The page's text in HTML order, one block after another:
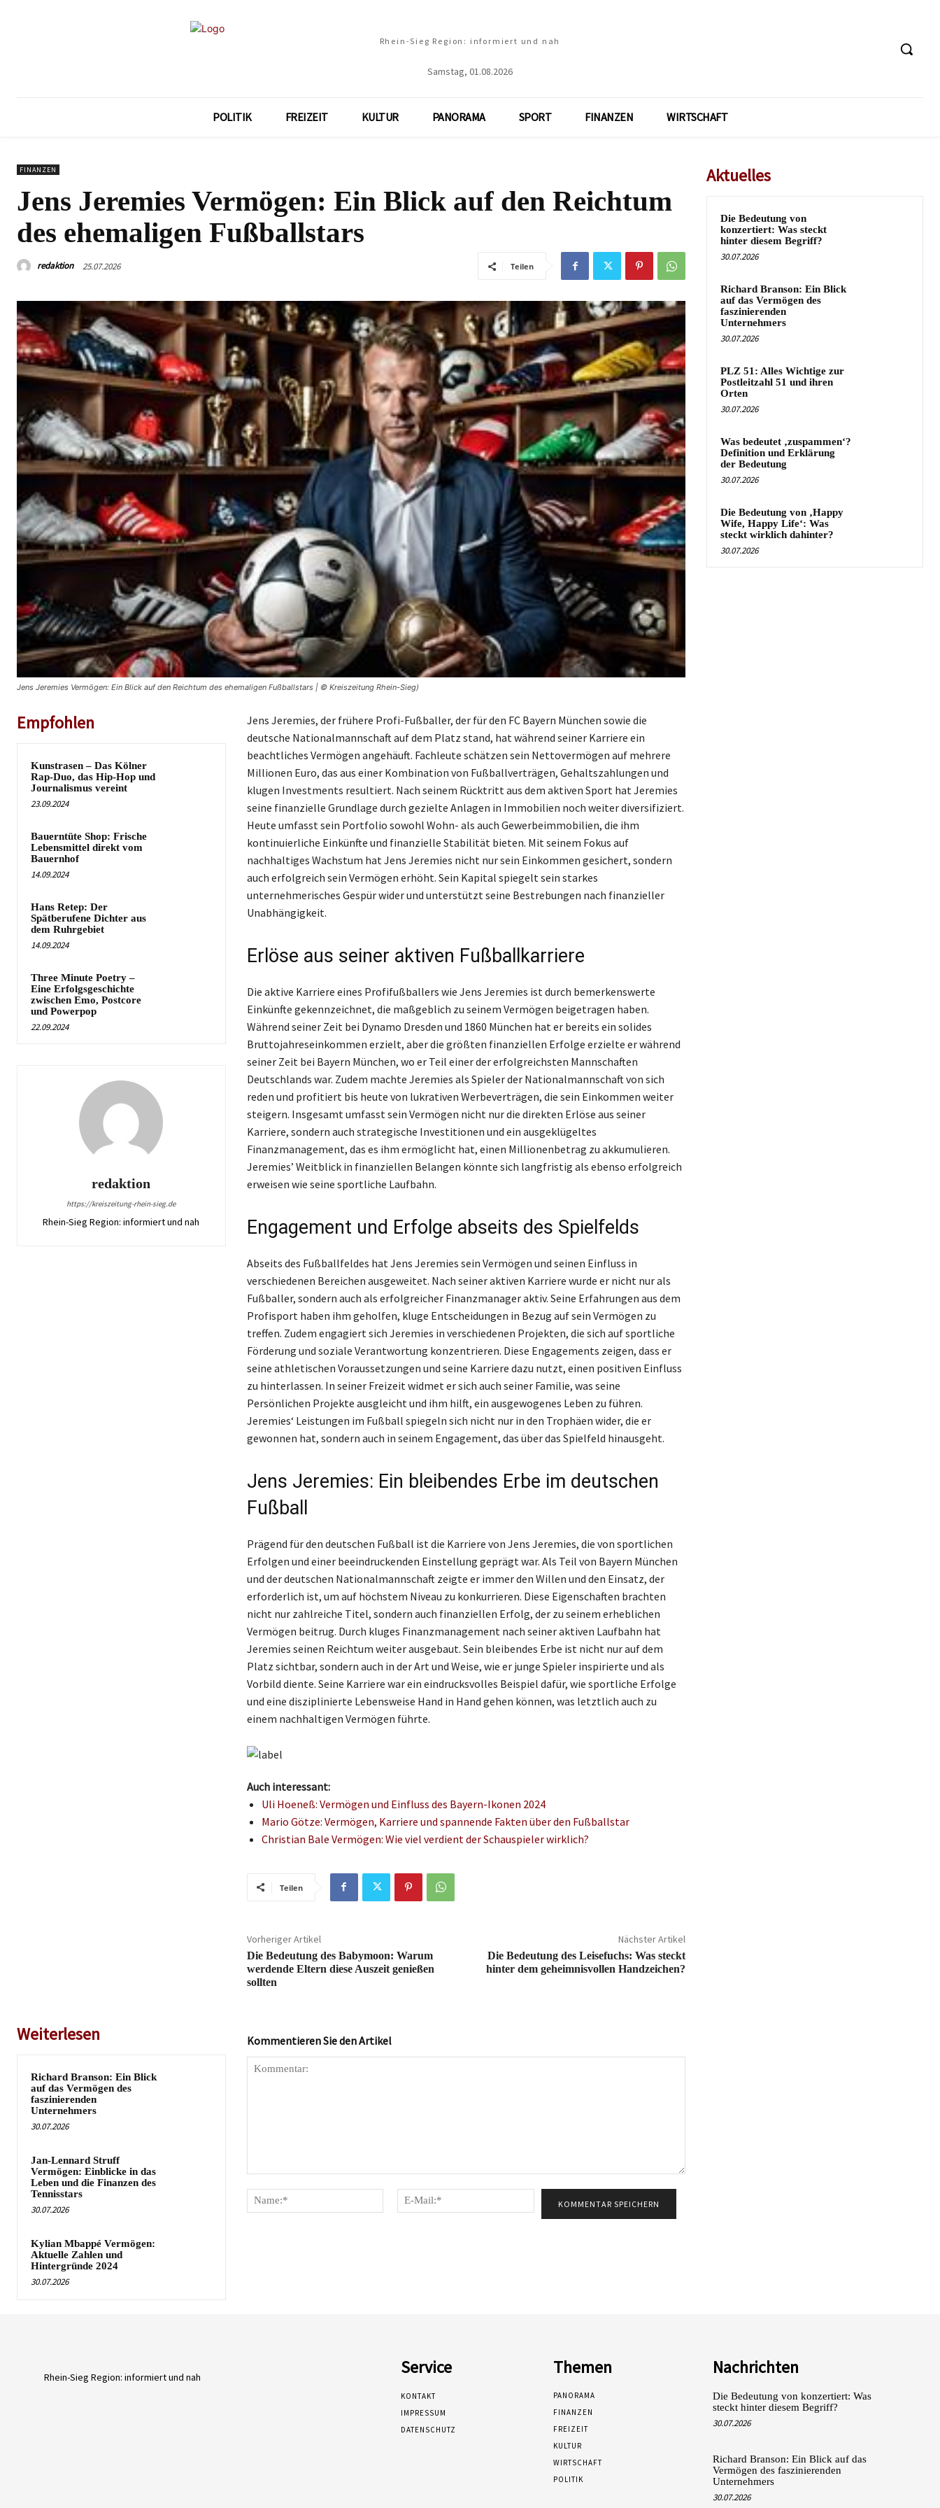
Rhein-Sieg Region: informiert und nah
Samstag, 01.08.2026
POLITIK FREIZEIT KULTUR PANORAMA SPORT FINANZEN WIRTSCHAFT
FINANZEN
Jens Jeremies Vermögen: Ein Blick auf den Reichtum
des ehemaligen Fußballstars
redaktion 25.07.2026 Teilen
Jens Jeremies Vermögen: Ein Blick auf den Reichtum des ehemaligen Fußballstars | © Kreiszeitung Rhein-Sieg)
Empfohlen
Kunstrasen – Das Kölner
Rap-Duo, das Hip-Hop und
Journalismus vereint
23.09.2024
Bauerntüte Shop: Frische
Lebensmittel direkt vom
Bauernhof
14.09.2024
Hans Retep: Der
Spätberufene Dichter aus
dem Ruhrgebiet
14.09.2024
Three Minute Poetry –
Eine Erfolgsgeschichte
zwischen Emo, Postcore
und Powerpop
22.09.2024
redaktion
https://kreiszeitung-rhein-sieg.de
Rhein-Sieg Region: informiert und nah
Jens Jeremies, der frühere Profi-Fußballer, der für den FC Bayern München sowie die
deutsche Nationalmannschaft auf dem Platz stand, hat während seiner Karriere ein
beachtliches Vermögen angehäuft. Fachleute schätzen sein Nettovermögen auf mehrere
Millionen Euro, das aus einer Kombination von Fußballverträgen, Gehaltszahlungen und
klugen Investments resultiert. Nach seinem Rücktritt aus dem aktiven Sport hat Jeremies
seine finanzielle Grundlage durch gezielte Anlagen in Immobilien noch weiter diversifiziert.
Heute umfasst sein Portfolio sowohl Wohn- als auch Gewerbeimmobilien, die ihm
kontinuierliche Einkünfte und finanzielle Stabilität bieten. Mit seinem Fokus auf
nachhaltiges Wachstum hat Jens Jeremies nicht nur sein Einkommen gesichert, sondern
auch erfolgreich sein Vermögen erhöht. Sein Kapital spiegelt sein starkes
unternehmerisches Gespür wider und unterstützt seine Bestrebungen nach finanzieller
Unabhängigkeit.
Erlöse aus seiner aktiven Fußballkarriere
Die aktive Karriere eines Profifußballers wie Jens Jeremies ist durch bemerkenswerte
Einkünfte gekennzeichnet, die maßgeblich zu seinem Vermögen beigetragen haben.
Während seiner Zeit bei Dynamo Dresden und 1860 München hat er bereits ein solides
Bruttojahreseinkommen erzielt, aber die größten finanziellen Erfolge erzielte er während
seiner Zeit bei Bayern München, wo er Teil einer der erfolgreichsten Mannschaften
Deutschlands war. Zudem machte Jeremies als Spieler der Nationalmannschaft von sich
reden und profitiert bis heute von lukrativen Werbeverträgen, die sein Einkommen weiter
steigern. Insgesamt umfasst sein Vermögen nicht nur die direkten Erlöse aus seiner
Karriere, sondern auch strategische Investitionen und ein ausgeklügeltes
Finanzmanagement, das es ihm ermöglicht hat, einen Millionenbetrag zu akkumulieren.
Jeremies’ Weitblick in finanziellen Belangen könnte sich langfristig als ebenso erfolgreich
erweisen wie seine sportliche Laufbahn.
Engagement und Erfolge abseits des Spielfelds
Abseits des Fußballfeldes hat Jens Jeremies sein Vermögen und seinen Einfluss in
verschiedenen Bereichen ausgeweitet. Nach seiner aktiven Karriere wurde er nicht nur als
Fußballer, sondern auch als erfolgreicher Finanzmanager aktiv. Seine Erfahrungen aus dem
Profisport haben ihm geholfen, kluge Entscheidungen in Bezug auf sein Vermögen zu
treffen. Zudem engagiert sich Jeremies in verschiedenen Projekten, die sich auf sportliche
Förderung und soziale Verantwortung konzentrieren. Diese Engagements zeigen, dass er
seine athletischen Voraussetzungen und seine Karriere dazu nutzt, einen positiven Einfluss
zu hinterlassen. In seiner Freizeit widmet er sich auch seiner Familie, was seine
Persönlichen Projekte ausgleicht und ihm hilft, ein ausgewogenes Leben zu führen.
Jeremies‘ Leistungen im Fußball spiegeln sich nicht nur in den Trophäen wider, die er
gewonnen hat, sondern auch in seinem Engagement, das über das Spielfeld hinausgeht.
Jens Jeremies: Ein bleibendes Erbe im deutschen
Fußball
Prägend für den deutschen Fußball ist die Karriere von Jens Jeremies, die von sportlichen
Erfolgen und einer beeindruckenden Einstellung geprägt war. Als Teil von Bayern München
und der deutschen Nationalmannschaft zeigte er immer den Willen und den Einsatz, der
erforderlich ist, um auf höchstem Niveau zu konkurrieren. Diese Eigenschaften brachten
nicht nur zahlreiche Titel, sondern auch finanziellen Erfolg, der zu seinem erheblichen
Vermögen beitrug. Durch kluges Finanzmanagement nach seiner aktiven Laufbahn hat
Jeremies seinen Reichtum weiter ausgebaut. Sein bleibendes Erbe ist nicht nur auf dem
Platz sichtbar, sondern auch in der Art und Weise, wie er junge Spieler inspirierte und als
Vorbild diente. Seine Karriere war ein eindrucksvolles Beispiel dafür, wie sportliche Erfolge
und eine disziplinierte Lebensweise Hand in Hand gehen können, was letztlich auch zu
einem nachhaltigen Vermögen führte.
Auch interessant:
Uli Hoeneß: Vermögen und Einfluss des Bayern-Ikonen 2024
Mario Götze: Vermögen, Karriere und spannende Fakten über den Fußballstar
Christian Bale Vermögen: Wie viel verdient der Schauspieler wirklich?
Teilen
Vorheriger Artikel
Die Bedeutung des Babymoon: Warum
werdende Eltern diese Auszeit genießen
sollten
Nächster Artikel
Die Bedeutung des Leisefuchs: Was steckt
hinter dem geheimnisvollen Handzeichen?
Weiterlesen
Richard Branson: Ein Blick
auf das Vermögen des
faszinierenden
Unternehmers
30.07.2026
Jan-Lennard Struff
Vermögen: Einblicke in das
Leben und die Finanzen des
Tennisstars
30.07.2026
Kylian Mbappé Vermögen:
Aktuelle Zahlen und
Hintergründe 2024
30.07.2026
Kommentieren Sie den Artikel
Name:*
Mail:*
Aktuelles
Die Bedeutung von
konzertiert: Was steckt
hinter diesem Begriff?
30.07.2026
Richard Branson: Ein Blick
auf das Vermögen des
faszinierenden
Unternehmers
30.07.2026
PLZ 51: Alles Wichtige zur
Postleitzahl 51 und ihren
Orten
30.07.2026
Was bedeutet ‚zuspammen‘?
Definition und Erklärung
der Bedeutung
30.07.2026
Die Bedeutung von ‚Happy
Wife, Happy Life‘: Was
steckt wirklich dahinter?
30.07.2026
Rhein-Sieg Region: informiert und nah Service
KONTAKT
IMPRESSUM
DATENSCHUTZ
Themen
PANORAMA
FINANZEN
FREIZEIT
KULTUR
WIRTSCHAFT
POLITIK
Nachrichten
Die Bedeutung von konzertiert: Was
steckt hinter diesem Begriff?
30.07.2026
Richard Branson: Ein Blick auf das
Vermögen des faszinierenden
Unternehmers
30.07.2026